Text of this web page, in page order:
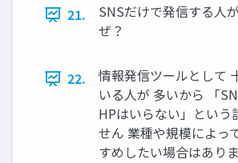
21.
SNSだけで発信する人
ぜ？
22.
情報発信ツールとして
いる人が 多いから 「
HPはいらない」という
せん 業種や規模によっ
すめしたい場合はあり